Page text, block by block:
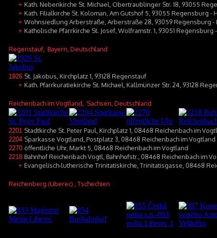
+ Kath. Nebenkirche St. Michael, Obertraublinger Str. 18, 93055
+ Kath. Filialkirche St. Koloman, Am Gutshof 5, 93055 Regensburg -
+ Wohnsiedlung Arberstraße, Arberstraße 28, 93059 Regensburg -
+ Katholische Pfarrkirche St. Josef, Wolframstr. 1, 93051
Regenstauf , Bayern, Deutschland
1926 St. Jakobus, Kirchplatz 1, 93128 Regenstauf
+ Kath. Pfarrkuratiekirche St. Michael, Kallmünzer Str. 24, 93128
Reichenbach im Vogtland , Sachsen, Deutschland
2201 Stadtkirche St. Peter Paul, Kirchplatz 1, 08468 Reichenbach im
2204 Sparkasse Vogtland, Postplatz 3, 08468 Reichenbach im Vogtland
2270 öffentliche Uhr, Markt 5, 08468 Reichenbach im Vogtland
2218 Bahnhof Reichenbach Vogtl, Bahnhofstr., 08468 Reichenbach im
+ Evangelisch-lutherische Trinitatiskirche, Trinitatisgasse, 08468
Reichenberg (Liberec) , Tschechien